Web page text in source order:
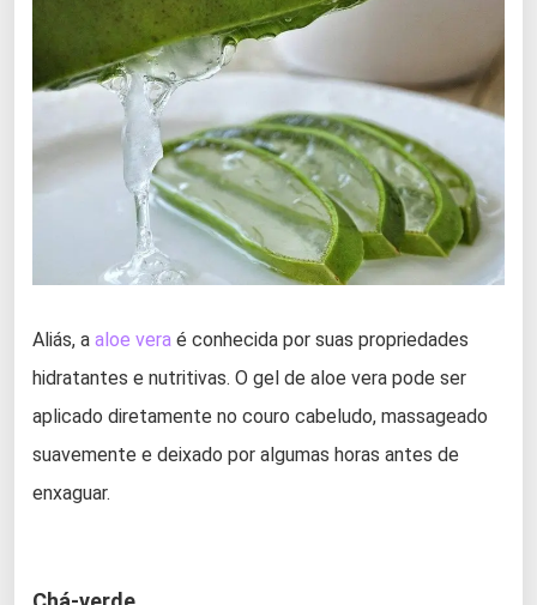
Aliás, a aloe vera é conhecida por suas propriedades
hidratantes e nutritivas. O gel de aloe vera pode ser
aplicado diretamente no couro cabeludo, massageado
suavemente e deixado por algumas horas antes de
enxaguar.